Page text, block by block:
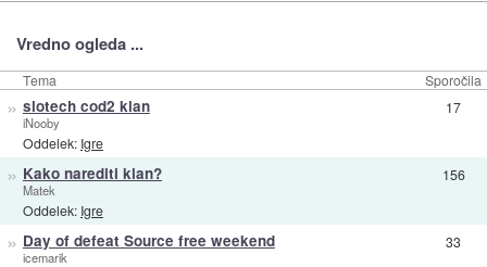
Vredno ogleda ...
Tema Sporočila
» slotech cod2 klan
iNooby
Oddelek: Igre
17
» Kako narediti klan?
Matek
Oddelek: Igre
156
» Day of defeat Source free weekend
icemarik
33